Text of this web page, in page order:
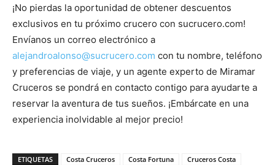
¡No pierdas la oportunidad de obtener descuentos
exclusivos en tu próximo crucero con sucrucero.com!
Envíanos un correo electrónico a
alejandroalonso@sucrucero.com con tu nombre, teléfono
y preferencias de viaje, y un agente experto de Miramar
Cruceros se pondrá en contacto contigo para ayudarte a
reservar la aventura de tus sueños. ¡Embárcate en una
experiencia inolvidable al mejor precio!
ETIQUETAS Costa Cruceros Costa Fortuna
Cruceros Costa